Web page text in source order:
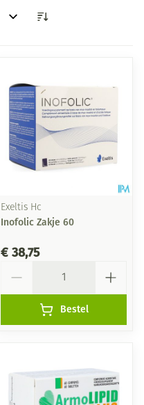
Exeltis Hc
Inofolic Zakje 60
€ 38,75
Bestel